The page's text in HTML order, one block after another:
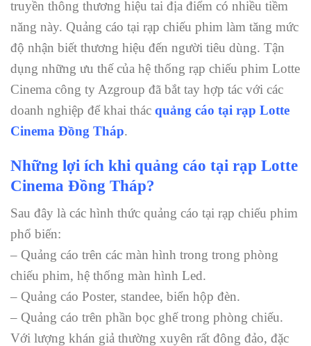
truyền thông thương hiệu tai địa điểm có nhiều tiềm
năng này. Quảng cáo tại rạp chiếu phim làm tăng mức
độ nhận biết thương hiệu đến người tiêu dùng. Tận
dụng những ưu thế của hệ thống rạp chiếu phim Lotte
Cinema công ty Azgroup đã bắt tay hợp tác với các
doanh nghiệp để khai thác quảng cáo tại rạp Lotte
Cinema Đồng Tháp.
Những lợi ích khi quảng cáo tại rạp Lotte
Cinema Đồng Tháp?
Sau đây là các hình thức quảng cáo tại rạp chiếu phim
phổ biến:
– Quảng cáo trên các màn hình trong trong phòng
chiếu phim, hệ thống màn hình Led.
– Quảng cáo Poster, standee, biển hộp đèn.
– Quảng cáo trên phần bọc ghế trong phòng chiếu.
Với lượng khán giả thường xuyên rất đông đảo, đặc